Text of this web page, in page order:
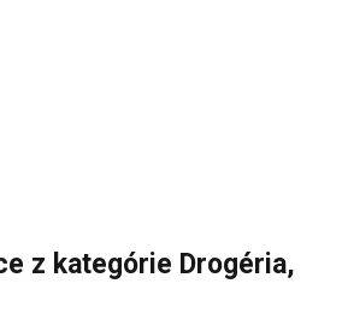
z kategórie Drogéria,